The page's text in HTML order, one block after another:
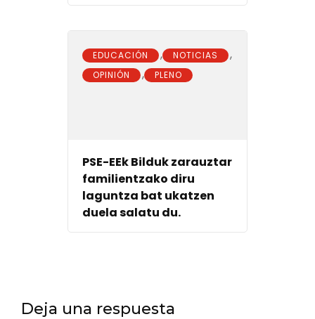
EDUCACIÓN , NOTICIAS ,
OPINIÓN , PLENO
PSE-EEk Bilduk zarauztar
familientzako diru
laguntza bat ukatzen
duela salatu du.
Deja una respuesta